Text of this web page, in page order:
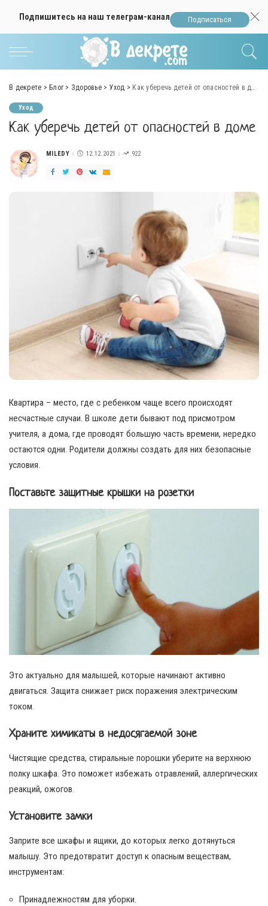
Подпишитесь на наш телеграм-канал Подписаться
В декрете > Блог> Здоровье> Уход > Как уберечь детей от опасностей в доме
Уход
Как уберечь детей от опасностей в доме
POSTED
MILEDY 12.12.2021 922
Квартира – место, где с ребенком чаще всего происходят
несчастные случаи. В школе дети бывают под присмотром
учителя, а дома, где проводят большую часть времени, нередко
остаются одни. Родители должны создать для них безопасные
условия.
Поставьте защитные крышки на розетки
Это актуально для малышей, которые начинают активно
двигаться. Защита снижает риск поражения электрическим
током.
Храните химикаты в недосягаемой зоне
Чистящие средства, стиральные порошки уберите на верхнюю
полку шкафа. Это поможет избежать отравлений, аллергических
реакций, ожогов.
Установите замки
Заприте все шкафы и ящики, до которых легко дотянуться
малышу. Это предотвратит доступ к опасным веществам,
инструментам:
Принадлежностям для уборки.